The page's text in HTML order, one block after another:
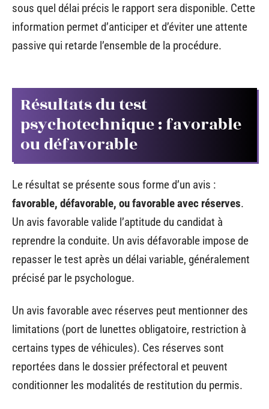
sous quel délai précis le rapport sera disponible. Cette
information permet d’anticiper et d’éviter une attente
passive qui retarde l’ensemble de la procédure.
Résultats du test
psychotechnique : favorable
ou défavorable
Le résultat se présente sous forme d’un avis :
favorable, défavorable, ou favorable avec réserves.
Un avis favorable valide l’aptitude du candidat à
reprendre la conduite. Un avis défavorable impose de
repasser le test après un délai variable, généralement
précisé par le psychologue.
Un avis favorable avec réserves peut mentionner des
limitations (port de lunettes obligatoire, restriction à
certains types de véhicules). Ces réserves sont
reportées dans le dossier préfectoral et peuvent
conditionner les modalités de restitution du permis.